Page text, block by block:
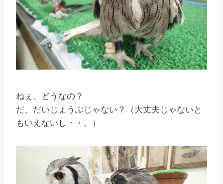
ねぇ、どうなの？
だ、だいじょうぶじゃない？（大丈夫じゃないと
もいえないし・・。）